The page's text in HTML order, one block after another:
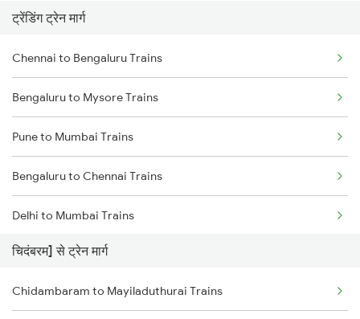
ट्रेंडिंग ट्रेन मार्ग
Chennai to Bengaluru Trains
Bengaluru to Mysore Trains
Pune to Mumbai Trains
Bengaluru to Chennai Trains
Delhi to Mumbai Trains
Mumbai to Pune Trains
Delhi to Jammu Trains
चिदंबरम] से ट्रेन मार्ग
Chidambaram to Mayiladuthurai Trains